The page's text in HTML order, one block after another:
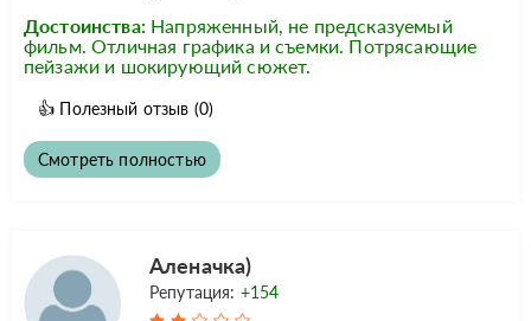
Достоинства: Напряженный, не предсказуемый
фильм. Отличная графика и съемки. Потрясающие
пейзажи и шокирующий сюжет.
👍 Полезный отзыв (0)
Смотреть полностью
Аленачка)
Репутация: +154